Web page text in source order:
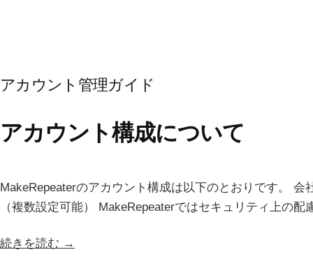
アカウント管理ガイド
アカウント構成について
MakeRepeaterのアカウント構成は以下のとおりです。
（複数設定可能） MakeRepeaterではセキュリティ上の
続きを読む →